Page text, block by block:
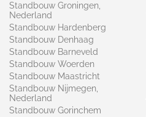
Standbouw Groningen,
Nederland
Standbouw Hardenberg
Standbouw Denhaag
Standbouw Barneveld
Standbouw Woerden
Standbouw Maastricht
Standbouw Nijmegen,
Nederland
Standbouw Gorinchem